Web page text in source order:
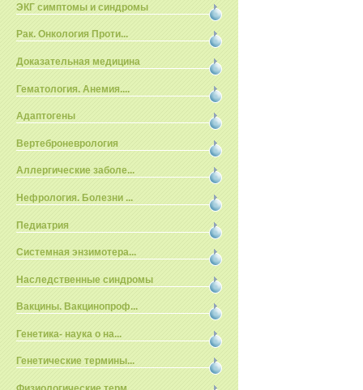
ЭКГ симптомы и синдромы
Рак. Онкология Проти...
Доказательная медицина
Гематология. Анемия....
Адаптогены
Вертеброневрология
Аллергические заболе...
Нефрология. Болезни ...
Педиатрия
Системная энзимотера...
Наследственные синдромы
Вакцины. Вакцинопроф...
Генетика- наука о на...
Генетические термины...